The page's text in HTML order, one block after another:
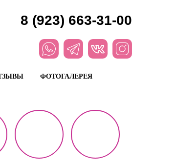
8 (923) 663-31-00
ФОТОГАЛЕРЕЯ